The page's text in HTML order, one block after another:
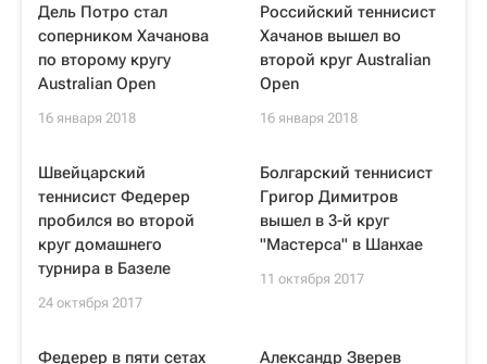
Дель Потро стал
соперником Хачанова
по второму кругу
Australian Open
16 января 2018
Российский теннисист
Хачанов вышел во
второй круг Australian
Open
16 января 2018
Швейцарский
теннисист Федерер
пробился во второй
круг домашнего
турнира в Базеле
24 октября 2017
Болгарский теннисист
Григор Димитров
вышел в 3-й круг
"Мастерса" в Шанхае
11 октября 2017
Федерер в пяти сетах
Александр Зверев